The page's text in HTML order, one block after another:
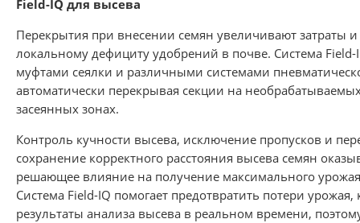
Field-IQ для высева
Перекрытия при внесении семян увеличивают затраты
локальному дефициту удобрений в почве. Система Field-
муфтами сеялки и различными системами
автоматически перекрывая секции на
засеянных зонах.
Контроль кучности высева, исключение пропусков и
сохранение корректного расстояния высева семян
решающее влияние на получение максимального урожая
Система Field-IQ помогает предотвратить потери урожая,
результаты анализа высева в реальном времени,